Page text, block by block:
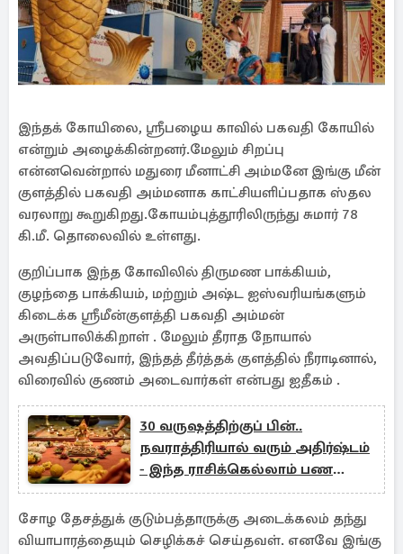
இந்தக் கோயிலை, ஸ்ரீபழைய காவில் பகவதி கோயில்
என்றும் அழைக்கின்றனர்.மேலும் சிறப்பு
என்னவென்றால் மதுரை மீனாட்சி அம்மனே இங்கு மீன்
குளத்தில் பகவதி அம்மனாக காட்சியளிப்பதாக ஸ்தல
வரலாறு கூறுகிறது.கோயம்புத்தூரிலிருந்து சுமார் 78
கி.மீ. தொலைவில் உள்ளது.
குறிப்பாக இந்த கோவிலில் திருமண பாக்கியம்,
குழந்தை பாக்கியம், மற்றும் அஷ்ட ஐஸ்வரியங்களும்
கிடைக்க ஸ்ரீமீன்குளத்தி பகவதி அம்மன்
அருள்பாலிக்கிறாள் . மேலும் தீராத நோயால்
அவதிப்படுவோர், இந்தத் தீர்த்தக் குளத்தில் நீராடினால்,
விரைவில் குணம் அடைவார்கள் என்பது ஐதீகம் .
30 வருஷத்திற்குப் பின்..
நவராத்திரியால் வரும் அதிர்ஷ்டம்
- இந்த ராசிக்கெல்லாம் பண
மழை கொட்டப்போகுது!
சோழ தேசத்துக் குடும்பத்தாருக்கு அடைக்கலம் தந்து
வியாபாரத்தையும் செழிக்கச் செய்தவள். எனவே இங்கு